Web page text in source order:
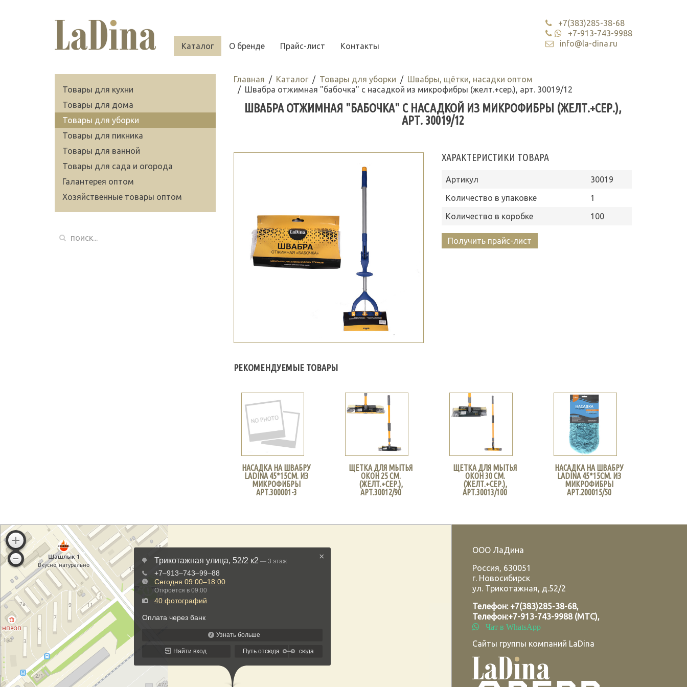
Каталог О бренде Прайс-лист Контакты
+7(383)285-38-68
+7-913-743-9988
info@la-dina.ru
Главная Каталог Товары для уборки
Швабры, щётки, насадки оптом
Швабра отжимная "бабочка" с насадкой из микрофибры (желт.+сер.), арт. 30019/12
ШВАБРА ОТЖИМНАЯ "БАБОЧКА" С НАСАДКОЙ ИЗ МИКРОФИБРЫ (ЖЕЛТ.+СЕР.),
АРТ. 30019/12
ХАРАКТЕРИСТИКИ ТОВАРА
Артикул
30019
Количество в упаковке
1
Количество в коробке
100
Получить прайс-лист
РЕКОМЕНДУЕМЫЕ ТОВАРЫ
НАСАДКА НА ШВАБРУ
LADINA 45*15СМ. ИЗ
МИКРОФИБРЫ
АРТ.300001-3
ЩЕТКА ДЛЯ МЫТЬЯ
ОКОН 25 СМ.
(ЖЕЛТ.+СЕР.),
АРТ.30012/90
ЩЕТКА ДЛЯ МЫТЬЯ
ОКОН 30 СМ.
(ЖЕЛТ.+СЕР.),
АРТ.30013/100
НАСАДКА НА ШВАБРУ
LADINA 45*15СМ. ИЗ
МИКРОФИБРЫ
АРТ.200015/50
Товары для кухни
Товары для дома
Товары для уборки
Товары для пикника
Товары для ванной
Товары для сада и огорода
Галантерея оптом
Хозяйственные товары оптом
ООО ЛаДина
Россия, 630051
г. Новосибирск
ул. Трикотажная, д.52/2
Телефон: +7(383)285-38-68,
Телефон:+7-913-743-9988 (МТС),
Чат в WhatsApp
Сайты группы компаний LaDina